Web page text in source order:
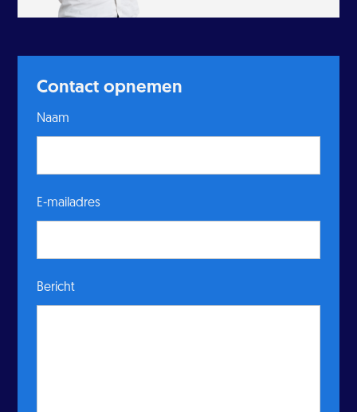
Contact opnemen
Naam
E-mailadres
Bericht